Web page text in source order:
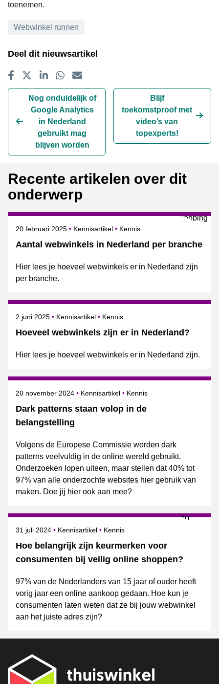
toenemen.
Onderwerpen
Webwinkel runnen
Deel dit nieuwsartikel
Delen op Facebook
TweetDelen op LinkedIn
Delen op WhatsApp
E-mailadres
Nog onduidelijk of
Google Analytics
in Nederland
gebruikt mag
blijven worden
Blijf
toekomstproof met
video’s van
topexperts!
Recente artikelen over dit
onderwerp
Aantal webwinkels in Nederland per branche
Gepubliceerd op
20 februari 2025 Kennisartikel Onderwerpen
Kennis
Hier lees je hoeveel webwinkels er in Nederland zijn
per branche.
Hoeveel webwinkels zijn er in Nederland?
Gepubliceerd op
2 juni 2025 Kennisartikel Onderwerpen
Kennis
Hier lees je hoeveel webwinkels er in Nederland zijn.
Dark patterns staan volop in de
belangstelling
Gepubliceerd op
20 november 2024 Kennisartikel Onderwerpen
Kennis
Volgens de Europese Commissie worden dark
patterns veelvuldig in de online wereld gebruikt.
Onderzoeken lopen uiteen, maar stellen dat 40% tot
97% van alle onderzochte websites hier gebruik van
maken. Doe jij hier ook aan mee?
Hoe belangrijk zijn keurmerken voor
consumenten bij veilig online shoppen?
Gepubliceerd op
31 juli 2024 Kennisartikel Onderwerpen
Kennis
97% van de Nederlanders van 15 jaar of ouder heeft
vorig jaar een online aankoop gedaan. Hoe kun je
consumenten laten weten dat ze bij jouw webwinkel
aan het juiste adres zijn?